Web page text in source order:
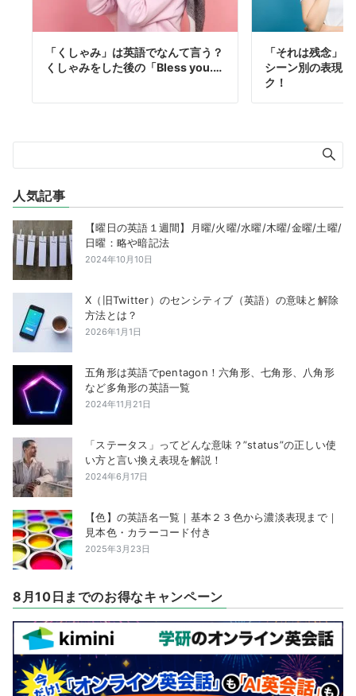
「くしゃみ」は英語でなんて言う？
くしゃみをした後の「Bless you.…
「それは残念」
シーン別の表現
ク！
人気記事
【曜日の英語１週間】月曜/火曜/水曜/木曜/金曜/土曜/
日曜：略や暗記法
2024年10月10日
X（旧Twitter）のセンシティブ（英語）の意味と解除
方法とは？
2026年1月1日
五角形は英語でpentagon！六角形、七角形、八角形
など多角形の英語一覧
2024年11月21日
「ステータス」ってどんな意味？”status”の正しい使
い方と言い換え表現を解説！
2024年6月17日
【色】の英語名一覧｜基本２３色から濃淡表現まで｜
見本色・カラーコード付き
2025年3月23日
8月10日までのお得なキャンペーン